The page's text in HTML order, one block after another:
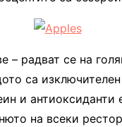
– радват се на
са
и антиоксиданти
на всеки